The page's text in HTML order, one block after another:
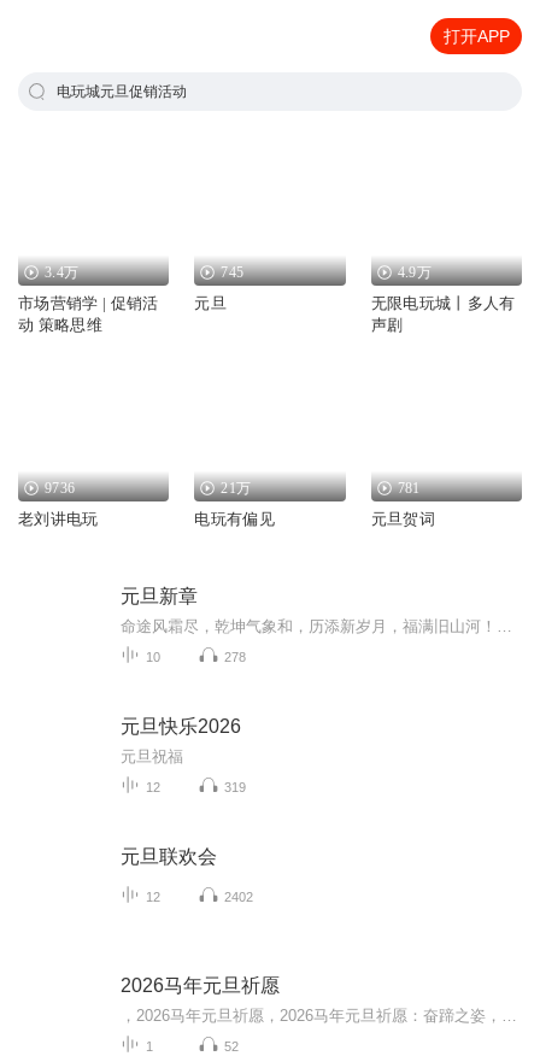
打开APP
电玩城元旦促销活动
3.4万
市场营销学 | 促销活
动 策略思维
745
元旦
4.9万
无限电玩城丨多人有
声剧
9736
老刘讲电玩
21万
电玩有偏见
781
元旦贺词
元旦新章
10 278
元旦快乐2026
元旦祝福
12 319
元旦联欢会
12 2402
2026马年元旦祈愿
1 52